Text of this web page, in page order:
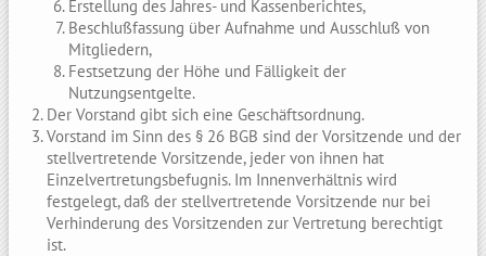
Erstellung des Jahres- und Kassenberichtes,
Beschlußfassung über Aufnahme und Ausschluß von
Mitgliedern,
Festsetzung der Höhe und Fälligkeit der
Nutzungsentgelte.
Der Vorstand gibt sich eine Geschäftsordnung.
Vorstand im Sinn des § 26 BGB sind der Vorsitzende und der
stellvertretende Vorsitzende, jeder von ihnen hat
Einzelvertretungsbefugnis. Im Innenverhältnis wird
festgelegt, daß der stellvertretende Vorsitzende nur bei
Verhinderung des Vorsitzenden zur Vertretung berechtigt
ist.